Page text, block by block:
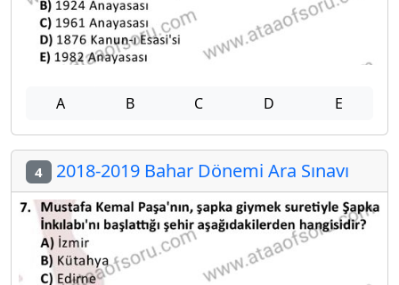
A B C D E
4 2018-2019 Bahar Dönemi Ara Sınavı